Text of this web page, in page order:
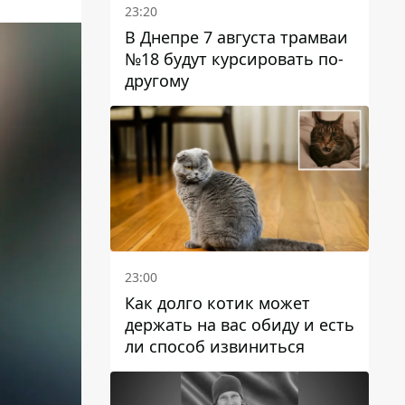
23:20
В Днепре 7 августа трамваи
№18 будут курсировать по-
другому
23:00
Как долго котик может
держать на вас обиду и есть
ли способ извиниться